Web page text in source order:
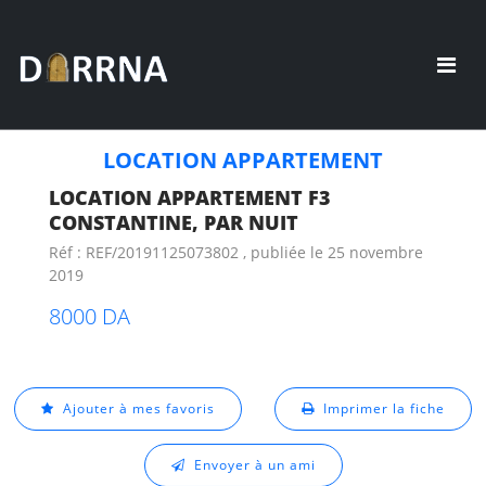
LOCATION APPARTEMENT
LOCATION APPARTEMENT F3
CONSTANTINE, PAR NUIT
Réf : REF/20191125073802 , publiée le 25 novembre
2019
8000 DA
Ajouter à mes favoris Imprimer la fiche
Envoyer à un ami